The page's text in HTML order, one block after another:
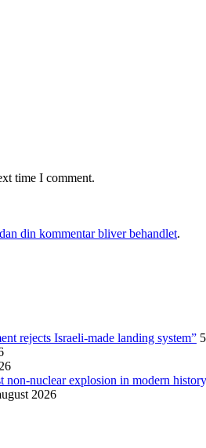
time I comment.
din kommentar bliver behandlet.
rejects Israeli-made landing system”
nuclear explosion in modern
2026